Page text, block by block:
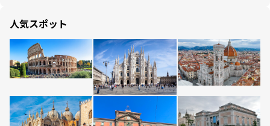
人気スポット